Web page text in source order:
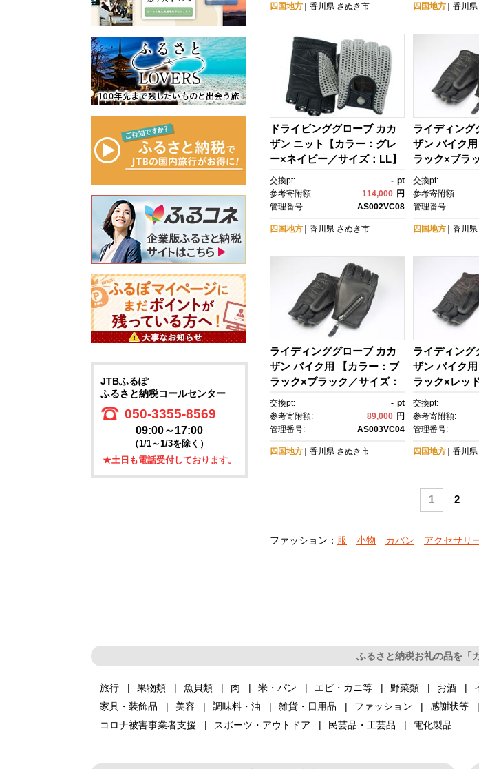
四国地方 香川県 さぬき市 四国地方 香川県
ドライビンググローブ カカ
ザン ニット【カラー：グレ
ー×ネイビー／サイズ：LL】
交換pt: - pt
参考寄附額:
114,000 円
管理番号:
AS002VC08
四国地方 香川県 さぬき市
ライディング
ザン バイク
ラック×ブラ
S】(スリーシ
交換pt:
参考寄附額:
管理番号:
四国地方 香川県
ライディンググローブ カカ
ザン バイク用 【カラー：ブ
ラック×ブラック／サイズ：
LL】(スリーシーズン向け)
交換pt: - pt
参考寄附額:
89,000 円
管理番号:
AS003VC04
四国地方 香川県 さぬき市
ライディング
ザン バイク
ラック×レッ
S】(スリーシ
交換pt:
参考寄附額:
管理番号:
四国地方 香川県
1 2
ファッション： 服 小物 カバン アクセサリ
JTBふるぽ
ふるさと納税コールセンター
050-3355-8569
09:00～17:00
（1/1～1/3を除く）
★土日も電話受付しております。
ふるさと納税お礼の品を「
旅行 果物類 魚貝類 肉 米・パン エビ・カニ等 野菜類 お酒
家具・装飾品
美容 調味料・油 雑貨・日用品 ファッション 感謝状等
コロナ被害事業者支援
スポーツ・アウトドア 民芸品・工芸品 電化製品